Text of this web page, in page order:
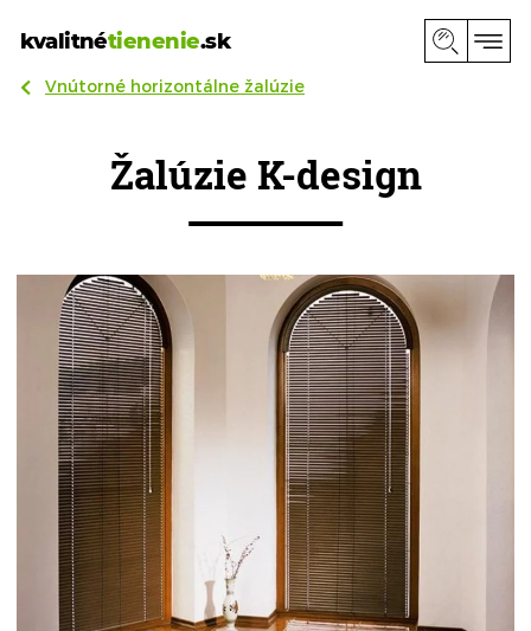
kvalitnétienenie.sk
Vnútorné horizontálne žalúzie
Žalúzie K-design